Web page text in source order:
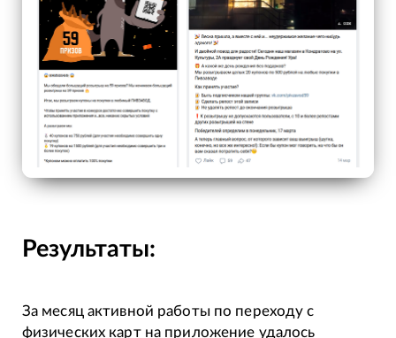
Результаты:
За месяц активной работы по переходу с
физических карт на приложение удалось